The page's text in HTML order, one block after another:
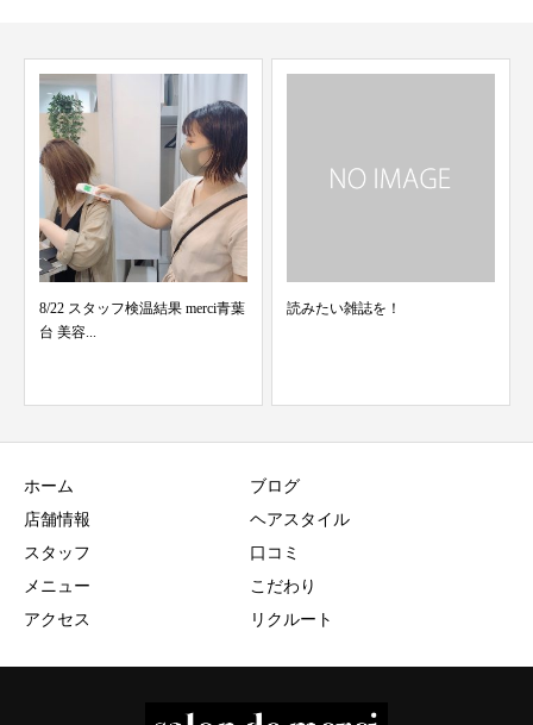
読みたい雑誌を！ NEW FACE
ホーム
店舗情報
スタッフ
メニュー
アクセス
ブログ
ヘアスタイル
口コミ
こだわり
リクルート